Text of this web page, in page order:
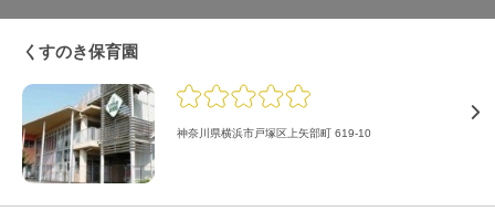
くすのき保育園
神奈川県横浜市戸塚区上矢部町 619-10